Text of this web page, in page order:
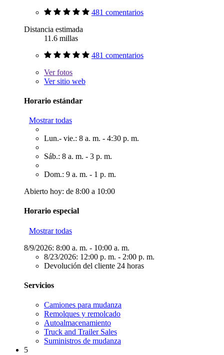
481 comentarios
Distancia estimada
11.6 millas
481 comentarios
Verfotos
Ver sitio web
Horario estándar
Mostrar todas
Lun.- vie.: 8 a. m. - 4:30 p. m.
Sáb.: 8 a. m. - 3 p. m.
Dom.: 9 a. m. - 1 p. m.
Abierto hoy: de 8:00 a 10:00
Horario especial
Mostrar todas
8/9/2026: 8:00 a. m. - 10:00 a. m.
8/23/2026: 12:00 p. m. - 2:00 p. m.
Devolución del cliente 24 horas
Servicios
Camiones para mudanza
Remolques y remolcado
Autoalmacenamiento
Truck and Trailer Sales
Suministros de mudanza
5